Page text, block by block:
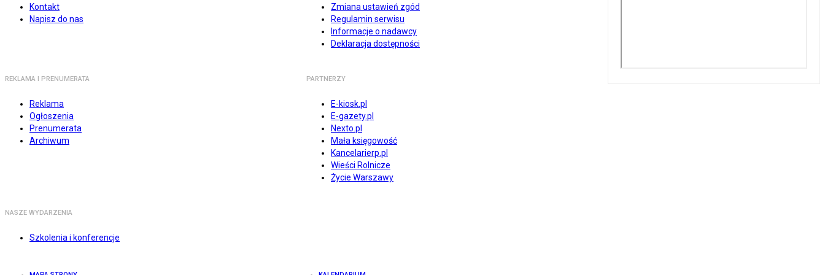
Kontakt
Napisz do nas
Zmiana ustawień zgód
Regulamin serwisu
Informacje o nadawcy
Deklaracja dostępności
REKLAMA I PRENUMERATA
Reklama
Ogłoszenia
Prenumerata
Archiwum
PARTNERZY
E-kiosk.pl
E-gazety.pl
Nexto.pl
Mała księgowość
Kancelarierp.pl
Wieści Rolnicze
Życie Warszawy
NASZE WYDARZENIA
Szkolenia i konferencje